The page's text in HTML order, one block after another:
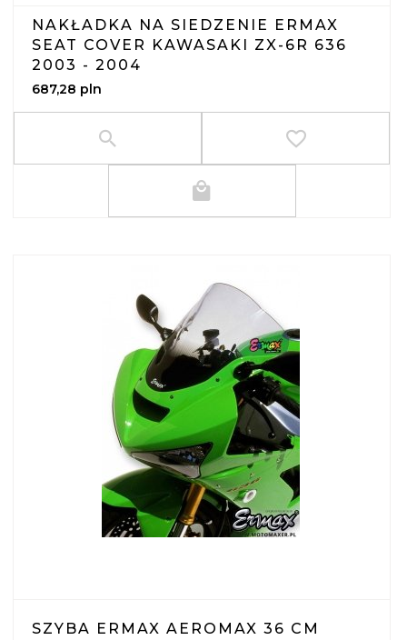
NAKŁADKA NA SIEDZENIE ERMAX
SEAT COVER KAWASAKI ZX-6R 636
2003 - 2004
687,28 pln
SZYBA ERMAX AEROMAX 36 CM